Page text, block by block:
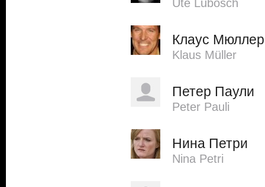
Ute Lubosch
Клаус Мюллер
Klaus Müller
Петер Паули
Peter Pauli
Нина Петри
Nina Petri